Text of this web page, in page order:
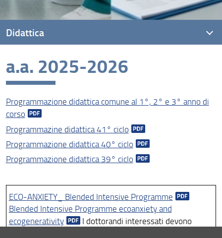
a.a. 2025-2026
Programmazione didattica comune al 1°, 2° e 3° anno di
corso
Programmazine didattica 41° ciclo
Programmazione didattica 40° ciclo
Programmazione didattica 39° ciclo
ECO-ANXIETY_ Blended Intensive Programme
Blended Intensive Programme ecoanxiety and
ecogenerativity
I dottorandi interessati devono
Didattica
a.a. 2023-2024
a.a. 2024-2025
a.a. 2025-2026